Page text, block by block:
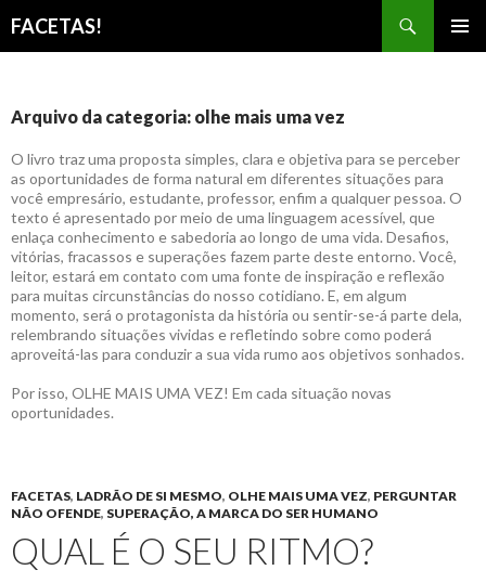
FACETAS!
CONTEÚDO
Arquivo da categoria: olhe mais uma vez
O livro traz uma proposta simples, clara e objetiva para se perceber
as oportunidades de forma natural em diferentes situações para
você empresário, estudante, professor, enfim a qualquer pessoa. O
texto é apresentado por meio de uma linguagem acessível, que
enlaça conhecimento e sabedoria ao longo de uma vida. Desafios,
vitórias, fracassos e superações fazem parte deste entorno. Você,
leitor, estará em contato com uma fonte de inspiração e reflexão
para muitas circunstâncias do nosso cotidiano. E, em algum
momento, será o protagonista da história ou sentir-se-á parte dela,
relembrando situações vividas e refletindo sobre como poderá
aproveitá-las para conduzir a sua vida rumo aos objetivos sonhados.
Por isso, OLHE MAIS UMA VEZ! Em cada situação novas
oportunidades.
FACETAS, LADRÃO DE SI MESMO, OLHE MAIS UMA VEZ, PERGUNTAR
NÃO OFENDE, SUPERAÇÃO, A MARCA DO SER HUMANO
QUAL É O SEU RITMO?